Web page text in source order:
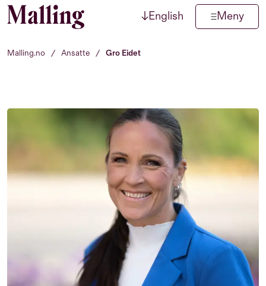
Hopp til innhold ↓English Meny
Malling.no / Ansatte / Gro Eidet